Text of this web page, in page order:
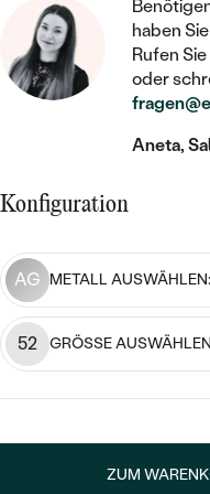
MIT FÜLLUNG
IM SET
LAB GROWN
EINFASSEN
FARBIGE
MIT LAB
MIT MOISSANIT
MIT
SCHMUCK FÜR
BROSCHEN
NACH MATERIAL
GOLD
SILBER
PLATIN
KINDER
PIERCINGS
MIT DIAMANT
NACH PREIS
LUXURIÖSE
MEDAILLON
KETTEN
HERZKETTEN
MIT TIEREN
NACH EDELSTEIN
MIT DIAMANT
MIT EDELSTEIN
SIEGELRINGE
MIT EDELSTEIN
PERLENRINGE
NACH PREIS
PREISWERTE
haben
Rufen
oder
Aneta,
Konfiguration
AG METALL AUSWÄHLEN:
52 GRÖSSE
ZUM